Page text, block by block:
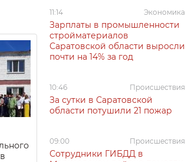
11:14 Экономика
Зарплаты в промышленности
стройматериалов
Саратовской области выросли
почти на 14% за год
10:46 Происшествия
За сутки в Саратовской
области потушили 21 пожар
09:00 Происшествия
Сотрудники ГИБДД в